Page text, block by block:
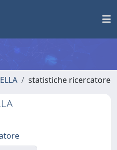
statistiche ricercatore